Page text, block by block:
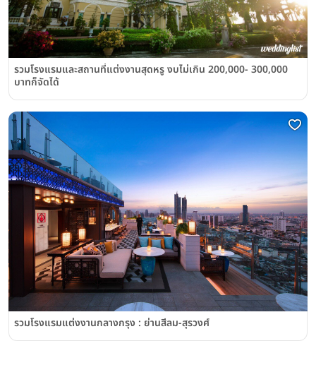
รวมโรงแรมและสถานที่แต่งงานสุดหรู งบไม่เกิน 200,000- 300,000
บาทก็จัดได้
รวมโรงแรมแต่งงานกลางกรุง : ย่านสีลม-สุรวงศ์